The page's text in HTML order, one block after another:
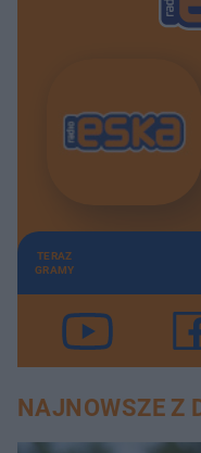
TERAZ
GRAMY
NAJNOWSZE Z